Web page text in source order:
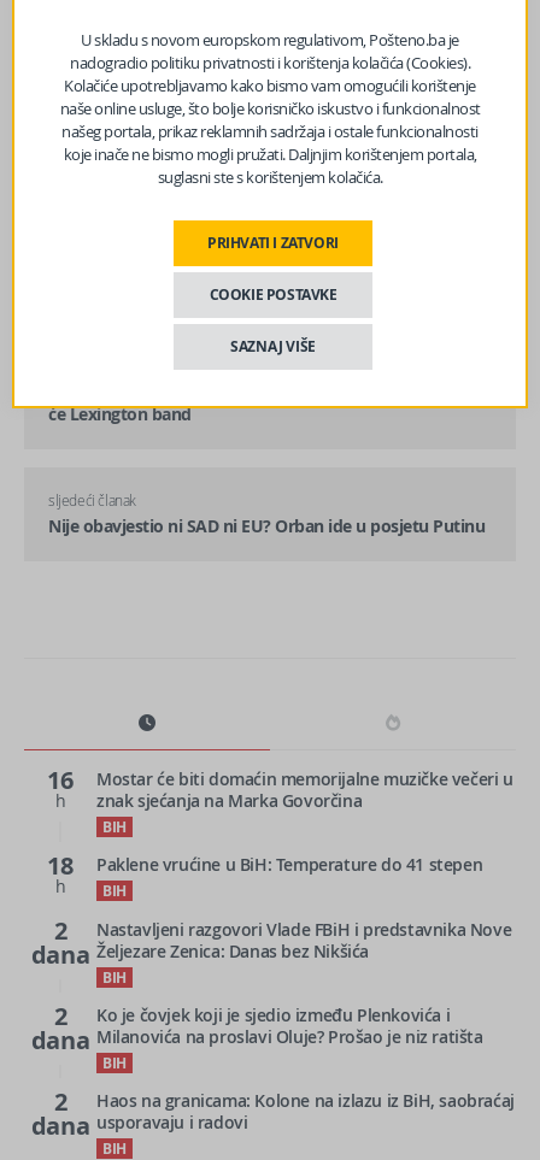
će Lexington band
sljedeći članak
Nije obavjestio ni SAD ni EU? Orban ide u posjetu Putinu
16
h
Mostar će biti domaćin memorijalne muzičke večeri u
znak sjećanja na Marka Govorčina
BIH
18
h
Paklene vrućine u BiH: Temperature do 41 stepen
BIH
2
dana
Nastavljeni razgovori Vlade FBiH i predstavnika Nove
Željezare Zenica: Danas bez Nikšića
BIH
2
dana
Ko je čovjek koji je sjedio između Plenkovića i
Milanovića na proslavi Oluje? Prošao je niz ratišta
BIH
2
dana
Haos na granicama: Kolone na izlazu iz BiH, saobraćaj
usporavaju i radovi
BIH
U skladu s novom europskom regulativom, Pošteno.ba je
nadogradio politiku privatnosti i korištenja kolačića (Cookies).
Kolačiće upotrebljavamo kako bismo vam omogućili korištenje
naše online usluge, što bolje korisničko iskustvo i funkcionalnost
našeg portala, prikaz reklamnih sadržaja i ostale funkcionalnosti
koje inače ne bismo mogli pružati. Daljnjim korištenjem portala,
suglasni ste s korištenjem kolačića.
PRIHVATI I ZATVORI
COOKIE POSTAVKE
SAZNAJ VIŠE